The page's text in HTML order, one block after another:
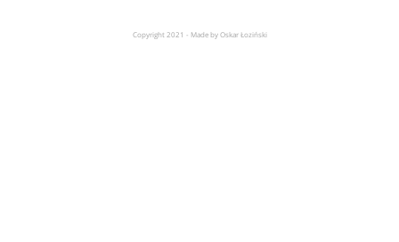
Copyright 2021 - Made by Oskar Łoziński